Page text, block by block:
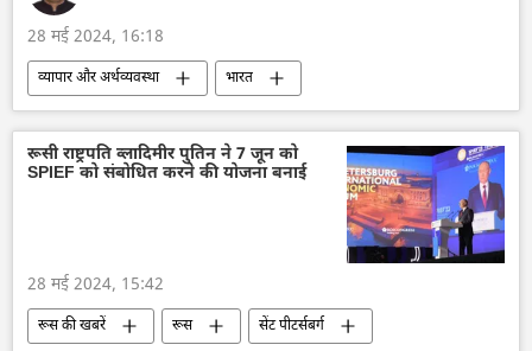
28 मई 2024, 16:18
व्यापार और अर्थव्यवस्था
भारत
अडानी एंटरप्राइजेज
गौतम अडानी
डिजिटल मुद्रा
एकीकृत भुगतान इंटरफेस (UPI)
रूसी राष्ट्रपति व्लादिमीर पुतिन ने 7 जून को
SPIEF को संबोधित करने की योजना बनाई
28 मई 2024, 15:42
रूस की खबरें रूस
सेंट पीटर्सबर्ग